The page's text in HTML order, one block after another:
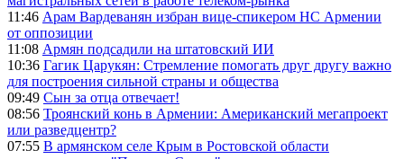
11:46 Арам Вардеванян избран вице-спикером НС Армении
от оппозиции
11:08 Армян подсадили на штатовский ИИ
10:36 Гагик Царукян: Стремление помогать друг другу важно
для построения сильной страны и общества
09:49 Сын за отца отвечает!
08:56 Троянский конь в Армении: Американский мегапроект
или разведцентр?
07:55 В армянском селе Крым в Ростовской области